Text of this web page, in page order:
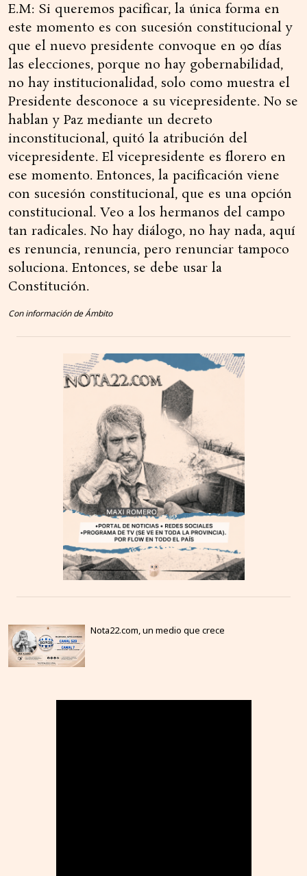
E.M: Si queremos pacificar, la única forma en
este momento es con sucesión constitucional y
que el nuevo presidente convoque en 90 días
las elecciones, porque no hay gobernabilidad,
no hay institucionalidad, solo como muestra el
Presidente desconoce a su vicepresidente. No se
hablan y Paz mediante un decreto
inconstitucional, quitó la atribución del
vicepresidente. El vicepresidente es florero en
ese momento. Entonces, la pacificación viene
con sucesión constitucional, que es una opción
constitucional. Veo a los hermanos del campo
tan radicales. No hay diálogo, no hay nada, aquí
es renuncia, renuncia, pero renunciar tampoco
soluciona. Entonces, se debe usar la
Constitución.
Con información de Ámbito
Nota22.com, un medio que crece